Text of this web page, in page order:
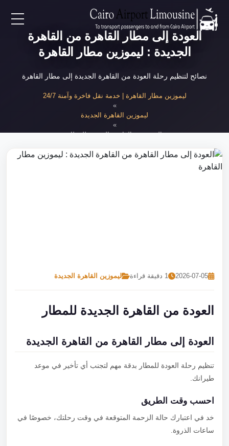
خدمات المطار
نحن
العودة إلى مطار القاهرة من القاهرة
الجديدة : ليموزين مطار القاهرة
نصائح لتنظيم رحلة العودة من القاهرة الجديدة إلى مطار القاهرة
ليموزين مطار القاهرة | خدمة نقل فاخرة وآمنة 24/7
ليموزين القاهرة الجديدة
العودة من القاهرة الجديدة للمطار
2026-07-05 1 دقيقة قراءة ليموزين القاهرة الجديدة
العودة من القاهرة الجديدة للمطار
العودة إلى مطار القاهرة من القاهرة الجديدة
تنظيم رحلة العودة للمطار بدقة مهم لتجنب أي تأخير في موعد
طيرانك.
احسب وقت الطريق
خد في اعتبارك حالة الزحمة المتوقعة في وقت رحلتك، خصوصًا في
ساعات الذروة.